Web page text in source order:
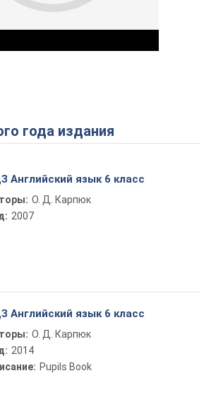
Play Video
года издания
Английский язык 6 класс
О. Д. Карпюк
2007
Английский язык 6 класс
О. Д. Карпюк
2014
Pupils Book